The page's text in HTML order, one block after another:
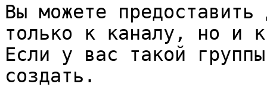
Вы можете
только к каналу, но и
Если у вас такой
создать.